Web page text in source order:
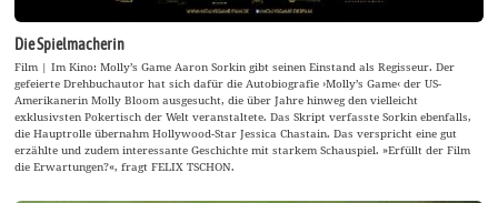
Die Spielmacherin
Film | Im Kino: Molly’s Game Aaron Sorkin gibt seinen Einstand als Regisseur. Der
gefeierte Drehbuchautor hat sich dafür die Autobiografie ›Molly’s Game‹ der US-
Amerikanerin Molly Bloom ausgesucht, die über Jahre hinweg den vielleicht
exklusivsten Pokertisch der Welt veranstaltete. Das Skript verfasste Sorkin ebenfalls,
die Hauptrolle übernahm Hollywood-Star Jessica Chastain. Das verspricht eine gut
erzählte und zudem interessante Geschichte mit starkem Schauspiel. »Erfüllt der Film
die Erwartungen?«, fragt FELIX TSCHON.